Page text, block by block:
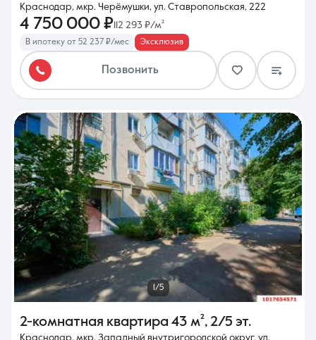
Краснодар, мкр. Черёмушки, ул. Ставропольская, 222
4 750 000 ₽ 112 293 ₽/м²
В ипотеку от 52 237 ₽/мес Эксклюзив
Позвонить
1/5
2-комнатная квартира 43 м², 2/5 эт.